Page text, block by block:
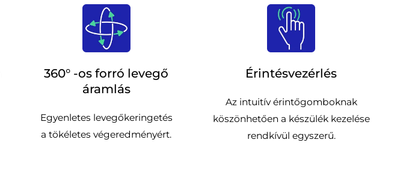
360° -os forró levegő
áramlás
Egyenletes levegőkeringetés
a tökéletes végeredményért.
Érintésvezérlés
Az intuitív érintőgomboknak
köszönhetően a készülék kezelése
rendkívül egyszerű.